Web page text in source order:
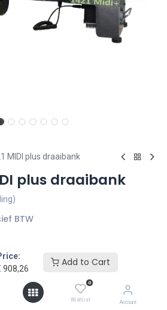
908,26
Add to Cart
0
Wishlist Account
MIDI plus draaibank
plus draaibank
BTW
winkelmandje